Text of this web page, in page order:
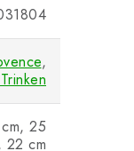
,
25
22 cm